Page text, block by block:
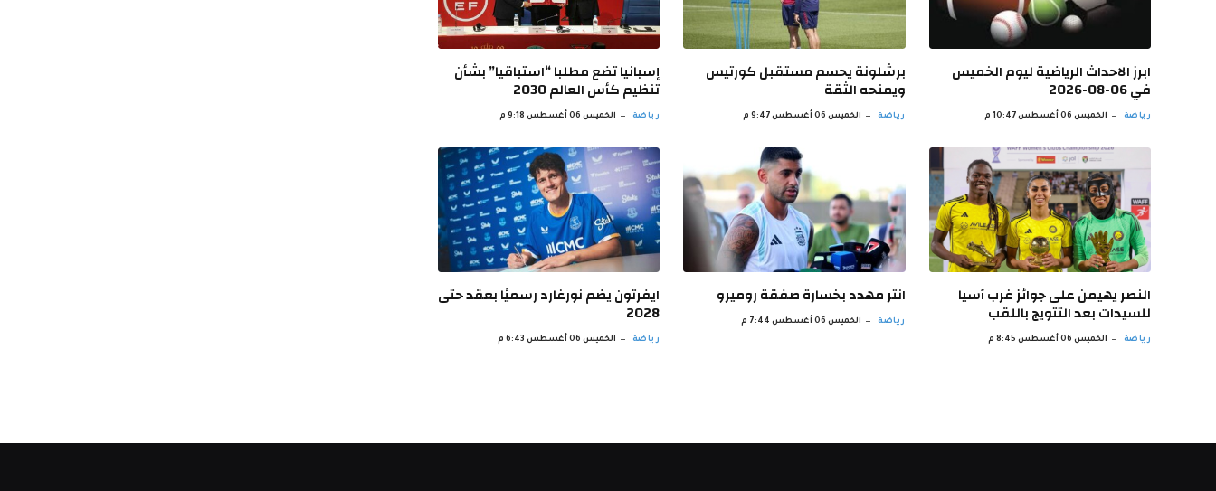
ابرز الاحداث الرياضية ليوم الخميس
في 06-08-2026
رياضة الخميس 06 أغسطس 10:47 م
برشلونة يحسم مستقبل كورتيس
ويمنحه الثقة
رياضة الخميس 06 أغسطس 9:47 م
إسبانيا تضع مطلبا “استباقيا” بشأن
تنظيم كأس العالم 2030
رياضة الخميس 06 أغسطس 9:18 م
النصر يهيمن على جوائز غرب آسيا
للسيدات بعد التتويج باللقب
رياضة الخميس 06 أغسطس 8:45 م
انتر مهدد بخسارة صفقة روميرو
رياضة الخميس 06 أغسطس 7:44 م
ايفرتون يضم نورغارد رسميًا بعقد حتى
2028
رياضة الخميس 06 أغسطس 6:43 م